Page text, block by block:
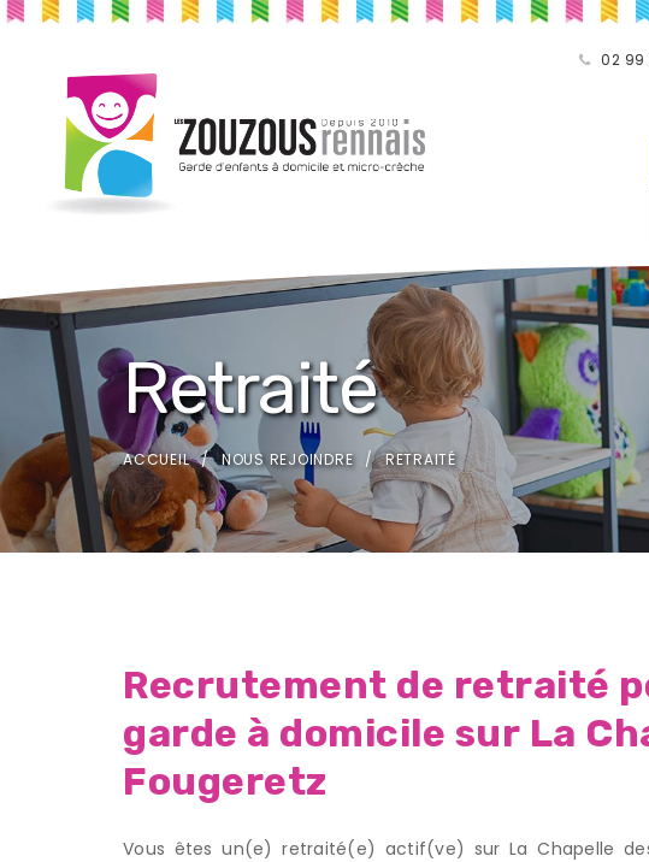
02 99
Retraité
ACCUEIL NOUS REJOINDRE RETRAITÉ
Recrutement de retraité
garde à domicile sur La
Fougeretz
Vous êtes un(e) retraité(e) actif(ve) sur La Chapelle